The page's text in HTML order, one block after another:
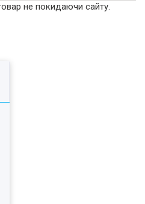
не покидаючи сайту.